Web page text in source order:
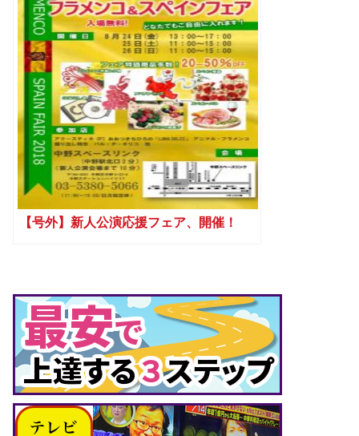
【号外】新人公演応援フェア、開催！